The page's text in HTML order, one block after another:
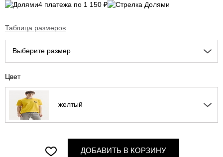
4 платежа по 1 150 ₽
Таблица размеров
Выберите размер
Цвет
желтый
ДОБАВИТЬ В КОРЗИНУ